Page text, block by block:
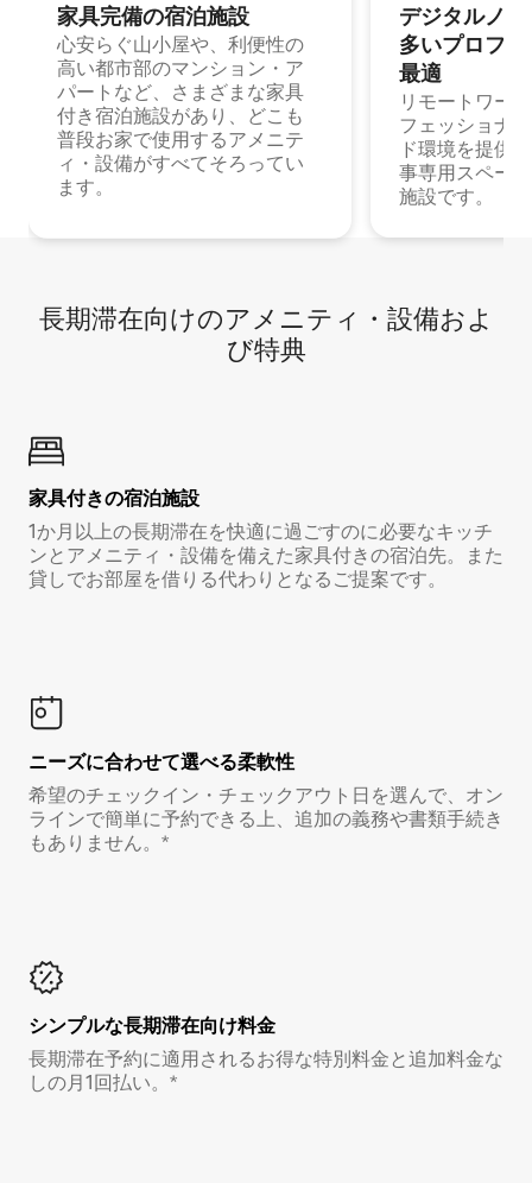
家具完備の宿⁠泊⁠施⁠設
心安らぐ山小屋や、利便性の
高い都市部のマンション・ア
パートなど、さまざまな家具
付き宿泊施設があり、どこも
普段お家で使用するアメニテ
ィ・設備がすべてそろってい
ます。
デジタルノ
多⁠いプ⁠ロ⁠フ⁠
最⁠適
リモートワー
フェッショナ
ド環境を提供
事専用スペー
施設です。
長期滞在向け⁠のア⁠メ⁠ニ⁠テ⁠ィ⁠・設⁠備⁠およ
び特⁠典
家具付き⁠の宿⁠泊⁠施⁠設
1か月以上の長期滞在を快適に過ごすのに必要なキッチ
ンとアメニティ・設備を備えた家具付きの宿泊先。また
貸しでお部屋を借りる代わりとなるご提案です。
ニーズに合わせて選べる柔軟性
希望のチェックイン・チェックアウト日を選んで、オン
ラインで簡単に予約できる上、追加の義務や書類手続き
もありません。*
シンプルな長期滞在向け料金
長期滞在予約に適用されるお得な特別料金と追加料金な
しの月1回払い。*